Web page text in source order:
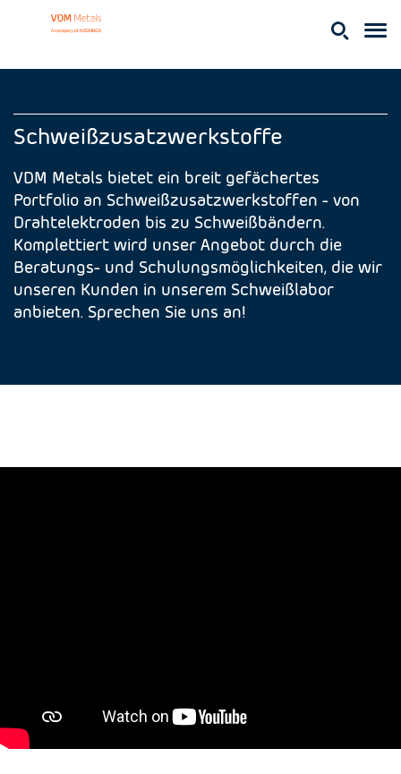
Schweißzusatzwerkstoffe
VDM Metals bietet ein breit gefächertes
Portfolio an Schweißzusatzwerkstoffen - von
Drahtelektroden bis zu Schweißbändern.
Komplettiert wird unser Angebot durch die
Beratungs- und Schulungsmöglichkeiten, die wir
unseren Kunden in unserem Schweißlabor
anbieten. Sprechen Sie uns an!